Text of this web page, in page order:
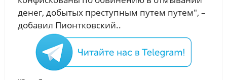
денег, добытых преступным путем путем", –
добавил Пионтковский..